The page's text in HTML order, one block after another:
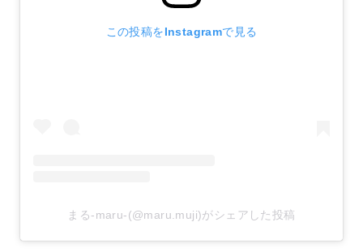
この投稿をInstagramで見る
まる-maru-(@maru.muji)がシェアした投稿